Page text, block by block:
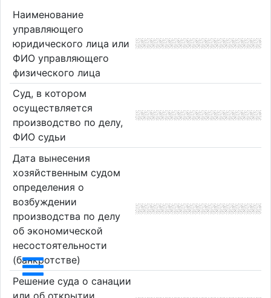
Наименование
управляющего
юридического лица или
ФИО управляющего
физического лица
Суд, в котором
осуществляется
производство по делу,
ФИО судьи
Дата вынесения
хозяйственным судом
определения о
возбуждении
производства по делу
об экономической
несостоятельности
(банкротстве)
Решение суда о санации
или об открытии